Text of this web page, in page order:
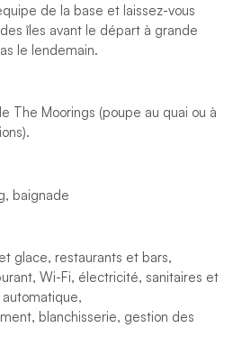
de la base et laissez-vous
îles avant le départ à grande
le lendemain.
The Moorings (poupe au quai ou à
baignade
glace, restaurants et bars,
Wi-Fi, électricité, sanitaires et
blanchisserie, gestion des